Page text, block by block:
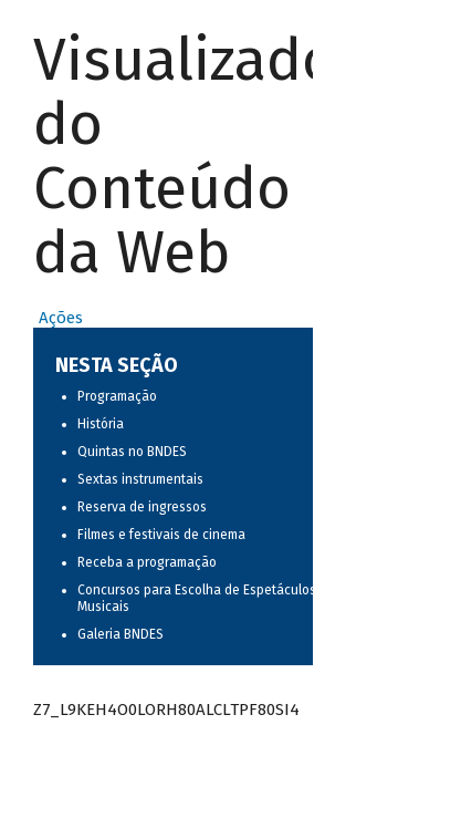
Visualizador
do
Conteúdo
da Web
Ações
NESTA SEÇÃO
Programação
História
Quintas no BNDES
Sextas instrumentais
Reserva de ingressos
Filmes e festivais de cinema
Receba a programação
Concursos para Escolha de Espetáculos
Musicais
Galeria BNDES
Z7_L9KEH4O0LORH80ALCLTPF80SI4